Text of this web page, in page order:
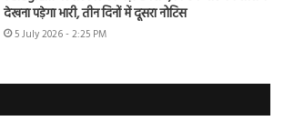
देखना पड़ेगा भारी, तीन दिनों में दूसरा नोटिस
5 July 2026 - 2:25 PM